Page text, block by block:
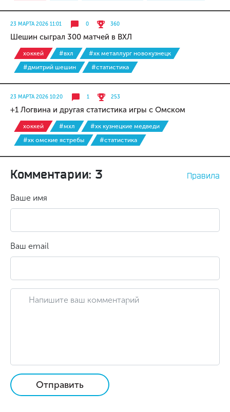
23 МАРТА 2026 11:01 0 360
Шешин сыграл 300 матчей в ВХЛ
хоккей #вхл
#хк металлург новокузнецк
#дмитрий шешин
#статистика
23 МАРТА 2026 10:20 1 253
+1 Логвина и другая статистика игры с Омском
хоккей #мхл
#хк кузнецкие медведи
#хк омские ястребы
#статистика
Комментарии: 3 Правила
Ваше имя
Ваш email
Отправить